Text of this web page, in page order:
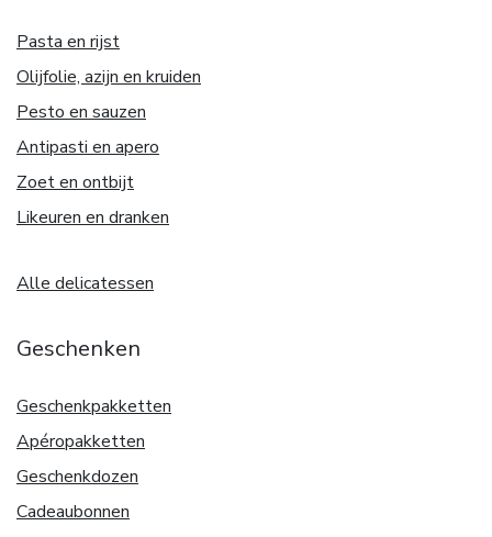
Pasta en rijst
Olijfolie, azijn en kruiden
Pesto en sauzen
Antipasti en apero
Zoet en ontbijt
Likeuren en dranken
Alle delicatessen
Geschenken
Geschenkpakketten
Apéropakketten
Geschenkdozen
Cadeaubonnen